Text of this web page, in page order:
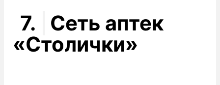
7.
Сеть аптек
«Столички»